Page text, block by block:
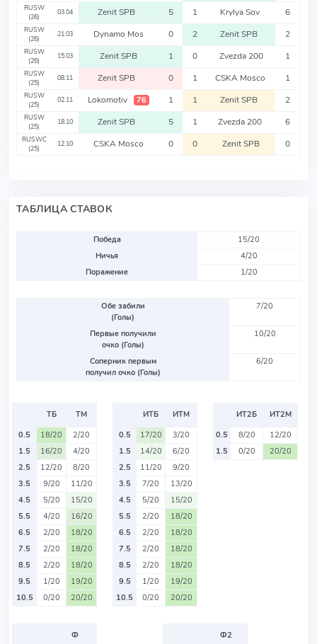
RUSW
(26)
03.04 Zenit SPB 5 1 Krylya Sov 6
RUSW
(26)
21.03 Dynamo Mos 0 2 Zenit SPB 2
RUSW
(26)
15.03 Zenit SPB 1 0 Zvezda 200 1
RUSW
(25)
08.11 Zenit SPB 0 1 CSKA Mosco 1
RUSW
(25)
02.11 Lokomotiv 76 1 1 Zenit SPB 2
RUSW
(25)
18.10 Zenit SPB 5 1 Zvezda 200 6
RUSWC
(25)
12.10 CSKA Mosco 0 0 Zenit SPB 0
ТАБЛИЦА СТАВОК
Победа
15/20
Ничья
4/20
Поражение
1/20
Обе забили
(Голы)
7/20
Первые получили
очко (Голы)
10/20
Соперник первым
получил очко (Голы)
6/20
ТБ
ТМ
0.5
18/20
2/20
1.5
16/20
4/20
2.5
12/20
8/20
3.5
9/20
11/20
4.5
5/20
15/20
5.5
4/20
16/20
6.5
2/20
18/20
7.5
2/20
18/20
8.5
2/20
18/20
9.5
1/20
19/20
10.5
0/20 20/20
ИТБ
ИТМ
0.5
17/20
3/20
1.5
14/20
6/20
2.5
11/20
9/20
3.5
7/20
13/20
4.5
5/20
15/20
5.5
2/20
18/20
6.5
2/20
18/20
7.5
2/20
18/20
8.5
2/20
18/20
9.5
1/20
19/20
10.5
0/20 20/20
ИТ2Б
ИТ2М
0.5
8/20
12/20
1.5
0/20 20/20
Ф Ф2